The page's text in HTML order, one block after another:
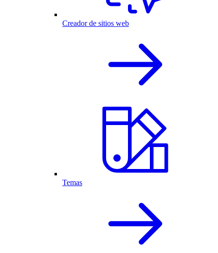
Creador de sitios web
Temas